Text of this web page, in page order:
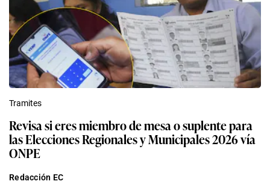
Tramites
Revisa si eres miembro de mesa o suplente para
las Elecciones Regionales y Municipales 2026 vía
ONPE
Redacción EC